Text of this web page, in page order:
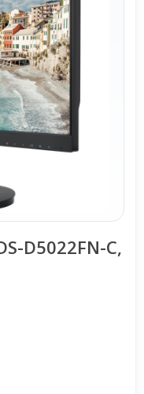
D5022FN-C,